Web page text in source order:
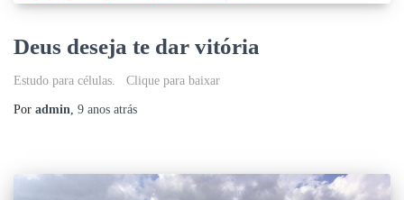
Deus deseja te dar vitória
Estudo para células. Clique para baixar
Por admin 9 anos atrás